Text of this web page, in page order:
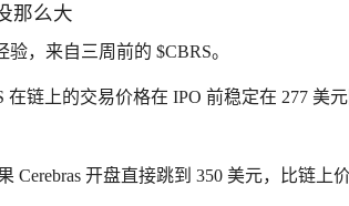
那么大
验，来自三周前的 $CBRS。
在链上的交易价格在 IPO 前稳定在 277 美
Cerebras 开盘直接跳到 350 美元，比链上